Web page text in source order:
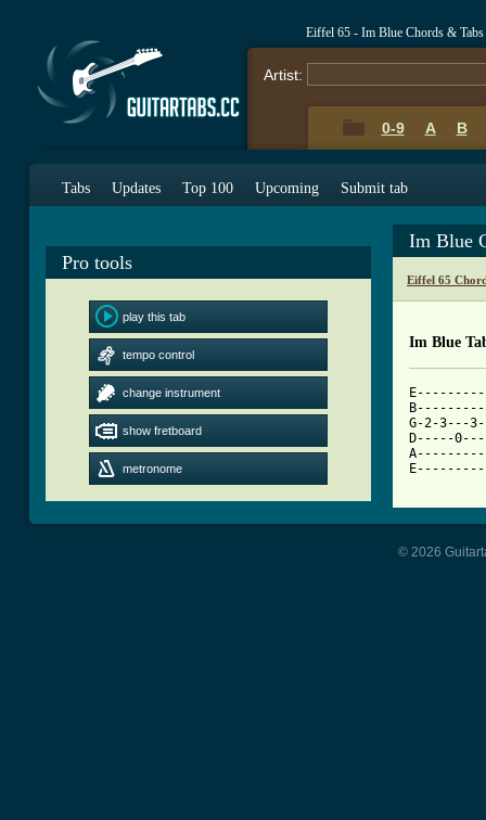
Eiffel 65 - Im Blue Chords & Tabs
Artist:
0-9 A B
Tabs Updates Top 100 Upcoming Submit tab
Pro tools
play this tab
tempo control
change instrument
show fretboard
metronome
Im Blue
Eiffel 65
Im Blue
G-2-3---
D-----
© 2026